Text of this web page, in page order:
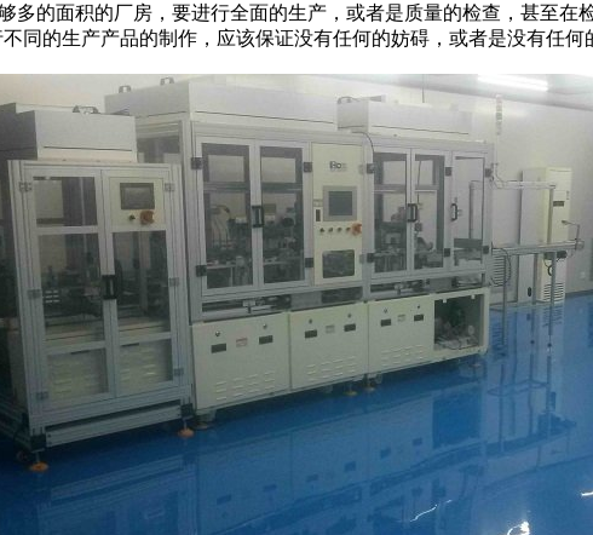
的面积的厂房，要进行全面的生产，或者是质量的检查，甚至在
同的生产产品的制作，应该保证没有任何的妨碍，或者是没有任何